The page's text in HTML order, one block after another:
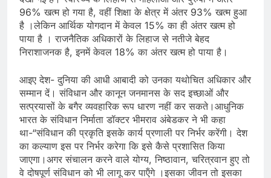
96% खत्म हो गया है, वहीं शिक्षा के क्षेत्र में अंतर 93% खत्म हुआ
है ।लेकिन आर्थिक योगदान में केवल 15% का ही अंतर खत्म हो
पाया है । राजनैतिक अधिकारों के लिहाज से नतीजे बेहद
निराशाजनक है, इनमें केवल 18% का अंतर खत्म हो पाया है।
आइए देश- दुनिया की आधी आबादी को उनका यथोचित अधिकार और
सम्मान दें। संविधान और कानून जनमानस के सद इच्छाओं और
सत्प्रयासों के बगैर व्यवहारिक रूप धारण नहीं कर सकते।आधुनिक
भारत के संविधान निर्माता डॉक्टर भीमराव अंबेडकर ने भी कहा
था-“संविधान की प्रकृति इसके कार्य प्रणाली पर निर्भर करेंगी। देश
का कल्याण इस पर निर्भर करेगा कि इसे कैसे प्रशासित किया
जाएगा।अगर संचालन करने वाले योग्य, निष्ठावान, चरित्रवान हुए तो
वे दोषपूर्ण संविधान को भी लागू कर पाऍंगे ।इसका जीवन तो इसका